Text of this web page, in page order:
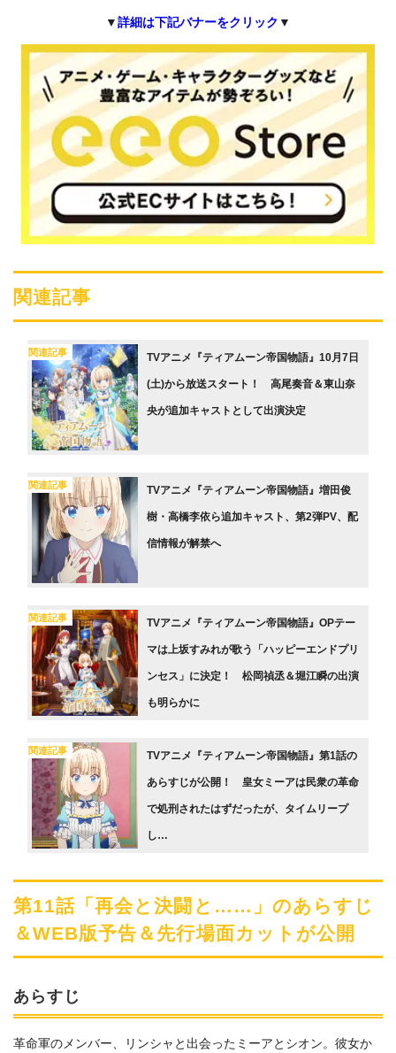
▼詳細は下記バナーをクリック ▼
関連記事
関連記事 TVアニメ『ティアムーン帝国物語』10月7日
(土)から放送スタート！ 高尾奏音＆東山奈
央が追加キャストとして出演決定
関連記事 TVアニメ『ティアムーン帝国物語』増田俊
樹・高橋李依ら追加キャスト、第2弾PV、配
信情報が解禁へ
関連記事 TVアニメ『ティアムーン帝国物語』OPテー
マは上坂すみれが歌う「ハッピーエンドプリ
ンセス」に決定！ 松岡禎丞＆堀江瞬の出演
も明らかに
関連記事 TVアニメ『ティアムーン帝国物語』第1話の
あらすじが公開！ 皇女ミーアは民衆の革命
で処刑されたはずだったが、タイムリープ
し…
第11話「再会と決闘と……」のあらすじ
＆WEB版予告＆先行場面カットが公開
あらすじ
革命軍のメンバー、リンシャと出会ったミーアとシオン。彼女か